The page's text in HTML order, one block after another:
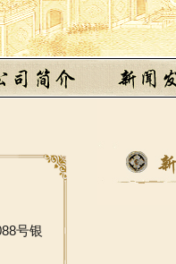
号银